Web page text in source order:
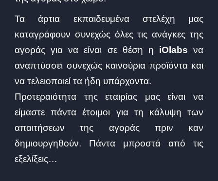
Τα άρτια εκπαιδευμένα στελέχη μας
καταγράφουν συνεχώς όλες τις ανάγκες της
αγοράς για να είναι σε θέση η iOlabs να
αναπτύσσει συνεχώς καινούρια προϊόντα και
να τελειοποιεί τα ήδη υπάρχοντα.
Προτεραιότητα της εταιρίας μας είναι να
είμαστε πάντα έτοιμοι για τη κάλυψη των
απαιτήσεων της αγοράς πριν καν
δημιουργηθούν. Πάντα μπροστά από τις
εξελίξεις…